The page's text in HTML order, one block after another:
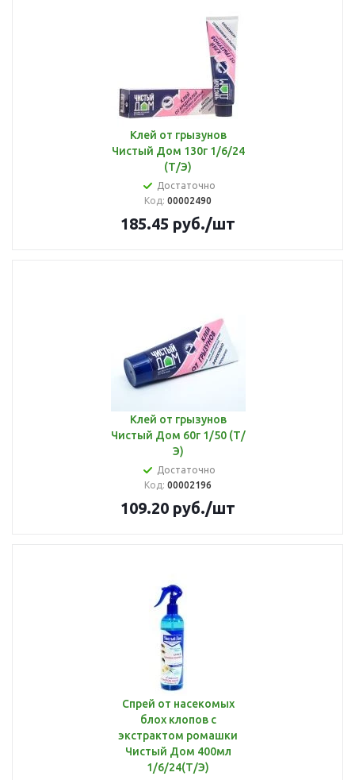
Клей от грызунов
Чистый Дом 130г 1/6/24
(Т/Э)
Достаточно
Код: 00002490
185.45 руб./шт
Клей от грызунов
Чистый Дом 60г 1/50 (Т/
Э)
Достаточно
Код: 00002196
109.20 руб./шт
Спрей от насекомых
блох клопов с
экстрактом ромашки
Чистый Дом 400мл
1/6/24(Т/Э)